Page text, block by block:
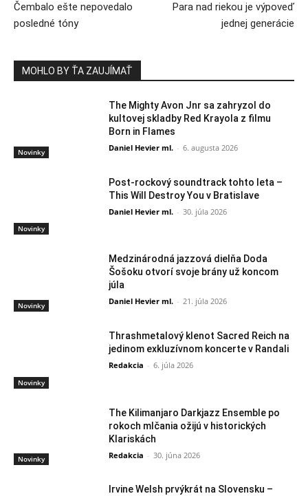
Čembalo ešte nepovedalo
posledné tóny
Para nad riekou je výpoveď
jednej generácie
MOHLO BY ŤA ZAUJÍMAŤ
Novinky
The Mighty Avon Jnr sa zahryzol do
kultovej skladby Red Krayola z filmu
Born in Flames
Daniel Hevier ml. - 6. augusta 2026
Novinky
Post-rockový soundtrack tohto leta –
This Will Destroy You v Bratislave
Daniel Hevier ml. - 30. júla 2026
Novinky
Medzinárodná jazzová dielňa Doda
Šošoku otvorí svoje brány už koncom
júla
Daniel Hevier ml. - 21. júla 2026
Novinky
Thrashmetalový klenot Sacred Reich na
jedinom exkluzívnom koncerte v Randali
Redakcia - 6. júla 2026
Novinky
The Kilimanjaro Darkjazz Ensemble po
rokoch mlčania ožijú v historických
Klariskách
Redakcia - 30. júna 2026
Irvine Welsh prvýkrát na Slovensku –